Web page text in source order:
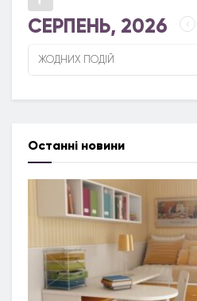
СЕРПЕНЬ, 2026
ЖОДНИХ ПОДІЙ
Останні новини